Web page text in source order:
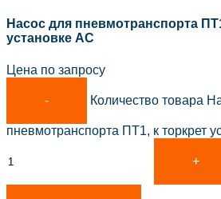
Насос для пневмотранспорта
установке АС
Цена по запросу
Количество товара
пневмотранспорта ПТ1, к торкрет